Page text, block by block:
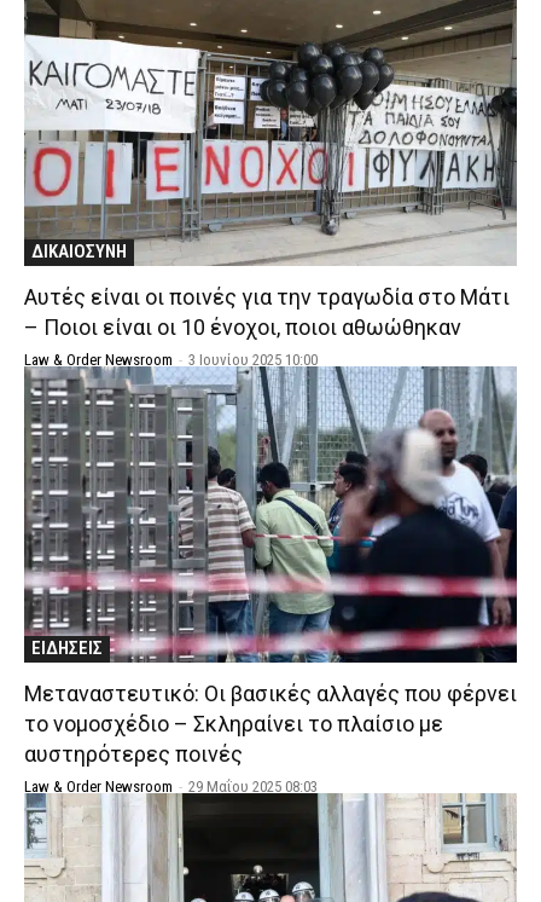
ΔΙΚΑΙΟΣΥΝΗ
Αυτές είναι οι ποινές για την τραγωδία στο Μάτι
– Ποιοι είναι οι 10 ένοχοι, ποιοι αθωώθηκαν
Law & Order Newsroom - 3 Ιουνίου 2025 10:00
ΕΙΔΗΣΕΙΣ
Μεταναστευτικό: Οι βασικές αλλαγές που φέρνει
το νομοσχέδιο – Σκληραίνει το πλαίσιο με
αυστηρότερες ποινές
Law & Order Newsroom - 29 Μαΐου 2025 08:03